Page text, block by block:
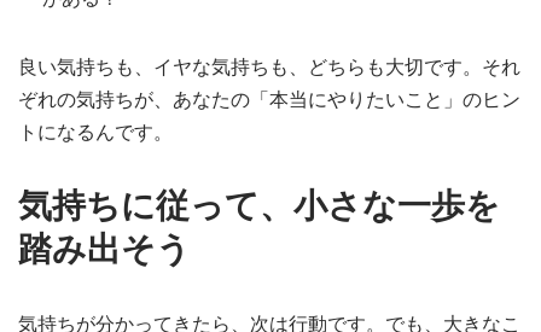
良い気持ちも、イヤな気持ちも、どちらも大切です。それ
ぞれの気持ちが、あなたの「本当にやりたいこと」のヒン
トになるんです。
気持ちに従って、小さな一歩を
踏み出そう
気持ちが分かってきたら、次は行動です。でも、大きなこ